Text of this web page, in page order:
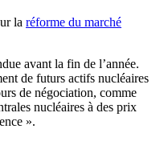
la réforme du marché
avant la fin de l’année.
de futurs actifs nucléaires
de négociation, comme
nucléaires à des prix
».